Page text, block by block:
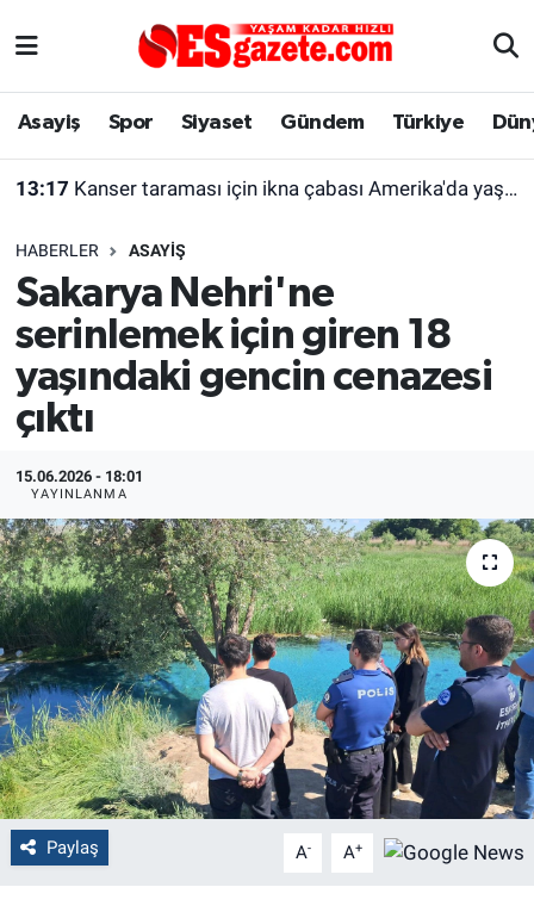
Asayiş Spor Siyaset Gündem Türkiye
13:17 Kanser taraması için ikna çabası Amerika'da yaşayan kadını şaşırttı
HABERLER ASAYIŞ
Sakarya Nehri'ne
serinlemek için giren 18
yaşındaki gencin cenazesi
çıktı
15.06.2026 - 18:01
YAYINLANMA
Paylaş A- A+
Asayiş
Gündem
Türkiye
Dünya
Alış-Veriş/İş dünyası
Yaşam
Eskişehirspor Arşivi
Eskişehir Arşivi
Röportaj
Kültür Sanat
Politika
Bilecik
Kütahya
Gezi
Genel
Eskişehir Nöbetçi Eczaneler
Süper Lig Puan Durumu ve Fikstür
Tüm Manşetler
Son Dakika Haberleri